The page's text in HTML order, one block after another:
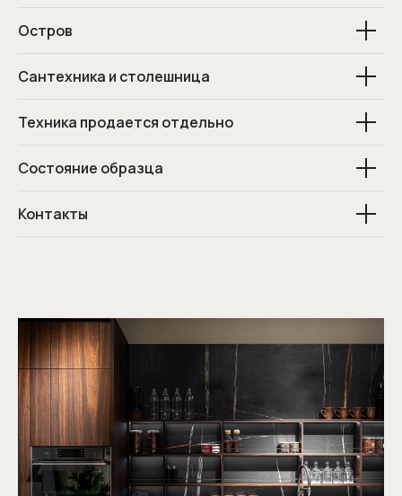
Остров
Сантехника и столешница
Техника продается отдельно
Состояние образца
Контакты